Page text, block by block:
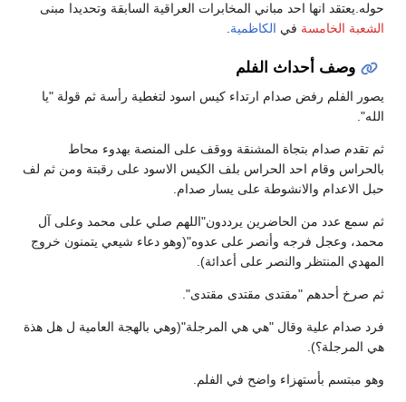
حوله.يعتقد انها احد مباني المخابرات العراقية السابقة وتحديدا مبنى
الشعبة الخامسة في الكاظمية.
وصف أحداث الفلم
يصور الفلم رفض صدام ارتداء كيس اسود لتغطية رأسة ثم قولة "يا
الله".
ثم تقدم صدام بتجاة المشنقة ووقف على المنصة بهدوء محاط
بالحراس وقام احد الحراس بلف الكيس الاسود على رقبتة ومن ثم لف
حبل الاعدام والانشوطة على يسار صدام.
ثم سمع عدد من الحاضرين يرددون"اللهم صلي على محمد وعلى آل
محمد، وعجل فرجه وأنصر على عدوه"(وهو دعاء شيعي يتمنون خروج
المهدي المنتظر والنصر على أعدائة).
ثم صرخ أحدهم "مقتدى مقتدى مقتدى".
فرد صدام علية وقال "هي هي المرجلة"(وهي بالهجة العامية ل هل هذة
هي المرجلة؟).
وهو مبتسم بأستهزاء واضح في الفلم.